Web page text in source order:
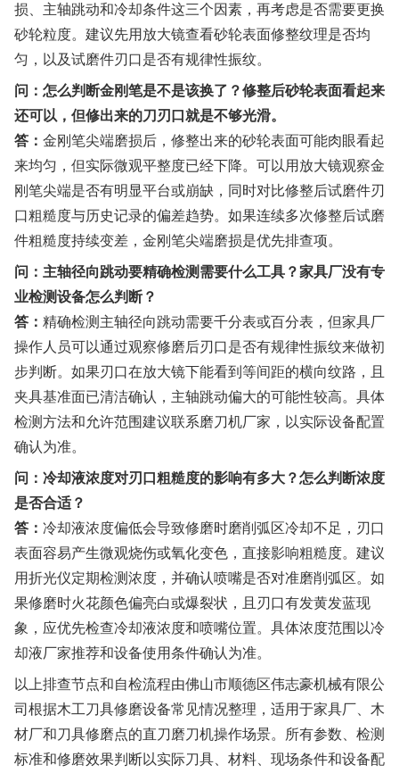
损、主轴跳动和冷却条件这三个因素，再考虑是否需要更换
砂轮粒度。建议先用放大镜查看砂轮表面修整纹理是否均
匀，以及试磨件刃口是否有规律性振纹。
问：怎么判断金刚笔是不是该换了？修整后砂轮表面看起来
还可以，但修出来的刀刃口就是不够光滑。
答： 金刚笔尖端磨损后，修整出来的砂轮表面可能肉眼看起
来均匀，但实际微观平整度已经下降。可以用放大镜观察金
刚笔尖端是否有明显平台或崩缺，同时对比修整后试磨件刃
口粗糙度与历史记录的偏差趋势。如果连续多次修整后试磨
件粗糙度持续变差，金刚笔尖端磨损是优先排查项。
问：主轴径向跳动要精确检测需要什么工具？家具厂没有专
业检测设备怎么判断？
答： 精确检测主轴径向跳动需要千分表或百分表，但家具厂
操作人员可以通过观察修磨后刃口是否有规律性振纹来做初
步判断。如果刃口在放大镜下能看到等间距的横向纹路，且
夹具基准面已清洁确认，主轴跳动偏大的可能性较高。具体
检测方法和允许范围建议联系磨刀机厂家，以实际设备配置
确认为准。
问：冷却液浓度对刃口粗糙度的影响有多大？怎么判断浓度
是否合适？
答： 冷却液浓度偏低会导致修磨时磨削弧区冷却不足，刃口
表面容易产生微观烧伤或氧化变色，直接影响粗糙度。建议
用折光仪定期检测浓度，并确认喷嘴是否对准磨削弧区。如
果修磨时火花颜色偏亮白或爆裂状，且刃口有发黄发蓝现
象，应优先检查冷却液浓度和喷嘴位置。具体浓度范围以冷
却液厂家推荐和设备使用条件确认为准。
以上排查节点和自检流程由佛山市顺德区伟志豪机械有限公
司根据木工刀具修磨设备常见情况整理，适用于家具厂、木
材厂和刀具修磨点的直刀磨刀机操作场景。所有参数、检测
标准和修磨效果判断以实际刀具、材料、现场条件和设备配